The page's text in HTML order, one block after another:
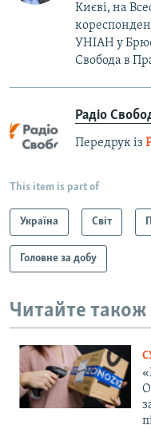
Києві, на
УНІАН у
Свобода в
Радіо
Передрук із
This item is part of
Україна Світ
Головне за добу
Читайте також